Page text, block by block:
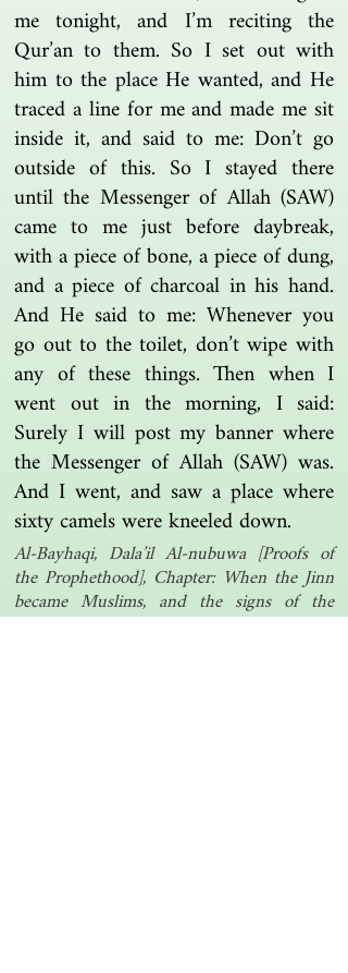
me tonight, and I’m reciting the
Qur’an to them. So I set out with
him to the place He wanted, and He
traced a line for me and made me sit
inside it, and said to me: Don’t go
outside of this. So I stayed there
until the Messenger of Allah (SAW)
came to me just before daybreak,
with a piece of bone, a piece of dung,
and a piece of charcoal in his hand.
And He said to me: Whenever you
go out to the toilet, don’t wipe with
any of these things. Then when I
went out in the morning, I said:
Surely I will post my banner where
the Messenger of Allah (SAW) was.
And I went, and saw a place where
sixty camels were kneeled down.
Al-Bayhaqi, Dala’il Al-nubuwa [Proofs of
the Prophethood], Chapter: When the Jinn
became Muslims, and the signs of the
Chosen One (SAW) that appeared then